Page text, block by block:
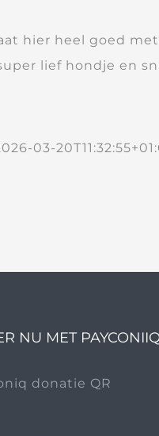
hier heel goed
lief hondje en
03-
NU MET